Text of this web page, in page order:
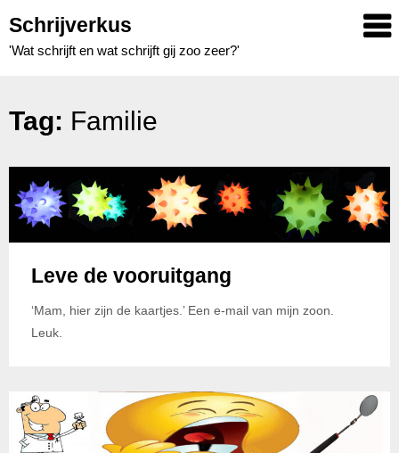
to
content
Schrijverkus
'Wat schrijft en wat schrijft gij zoo zeer?'
Tag: Familie
Leve de vooruitgang
‘Mam, hier zijn de kaartjes.’ Een e-mail van mijn zoon.
Leuk.